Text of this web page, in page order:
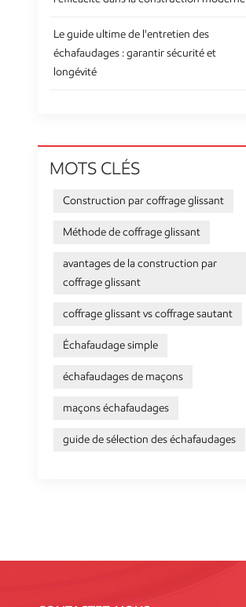
Le guide ultime de l'entretien des
échafaudages : garantir sécurité et
longévité
MOTS CLÉS
Construction par coffrage glissant
Méthode de coffrage glissant
avantages de la construction par
coffrage glissant
coffrage glissant vs coffrage sautant
Échafaudage simple
échafaudages de maçons
maçons échafaudages
guide de sélection des échafaudages